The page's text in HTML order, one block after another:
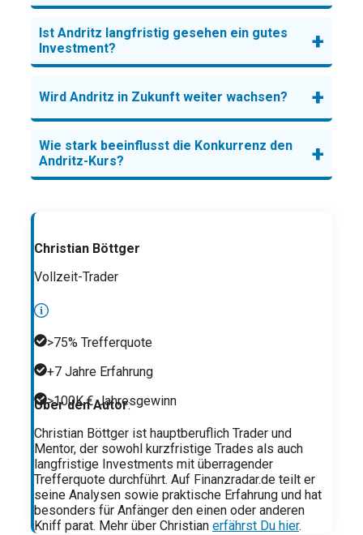
Ist Andritz langfristig gesehen ein gutes
Investment?
+
Wird Andritz in Zukunft weiter wachsen? +
Wie stark beeinflusst die Konkurrenz den
Andritz-Kurs?
+
Christian Böttger
Vollzeit-Trader
>75% Trefferquote
+7 Jahre Erfahrung
>100K € Jahresgewinn
Über den Autor:
Christian Böttger ist hauptberuflich Trader und
Mentor, der sowohl kurzfristige Trades als auch
langfristige Investments mit überragender
Trefferquote durchführt. Auf Finanzradar.de teilt er
seine Analysen sowie praktische Erfahrung und hat
besonders für Anfänger den einen oder anderen
Kniff parat. Mehr über Christian erfährst Du hier.